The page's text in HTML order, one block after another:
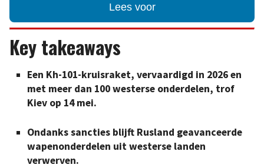
Lees voor
Key takeaways
Een Kh-101-kruisraket, vervaardigd in 2026 en
met meer dan 100 westerse onderdelen, trof
Kiev op 14 mei.
Ondanks sancties blijft Rusland geavanceerde
wapenonderdelen uit westerse landen
verwerven.